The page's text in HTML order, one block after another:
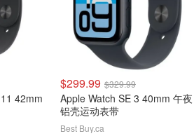
42mm
$299.99 $329.99
Apple Watch SE 3 40mm 午夜
铝壳运动表带
Best Buy.ca